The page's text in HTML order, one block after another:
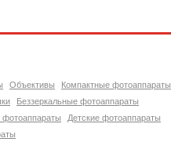
Объективы
Компактные фотоаппараты
Беззеркальные фотоаппараты
Детские фотоаппараты